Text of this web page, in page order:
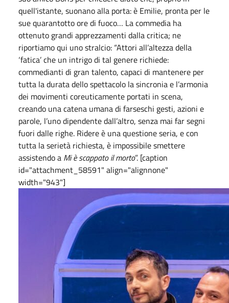
quell'istante, suonano alla porta: è Emilie, pronta per le
sue quarantotto ore di fuoco… La commedia ha
ottenuto grandi apprezzamenti dalla critica; ne
riportiamo qui uno stralcio: “Attori all’altezza della
‘fatica’ che un intrigo di tal genere richiede:
commedianti di gran talento, capaci di mantenere per
tutta la durata dello spettacolo la sincronia e l’armonia
dei movimenti coreuticamente portati in scena,
creando una catena umana di farseschi gesti, azioni e
parole, l’uno dipendente dall’altro, senza mai far segni
fuori dalle righe. Ridere è una questione seria, e con
tutta la serietà richiesta, è impossibile smettere
assistendo a Mi è scappato il morto”. [caption
id="attachment_58591" align="alignnone"
width="943"]